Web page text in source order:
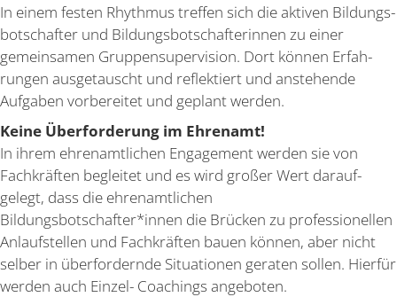
In einem festen Rhythmus treffen sich die aktiven Bildungs­
bot­schafter und Bildungs­bot­schaf­te­rinnen zu einer
gemein­samen Gruppen­su­per­vision. Dort können Erfah­
rungen ausge­tauscht und reflek­tiert und anste­hende
Aufgaben vorbe­reitet und geplant werden.
Keine Überfor­derung im Ehrenamt!
In ihrem ehren­amt­lichen Engagement werden sie von
Fachkräften begleitet und es wird großer Wert darauf­
gelegt, dass die ehren­amt­lichen
Bildungsbotschafter*innen die Brücken zu profes­sio­nellen
Anlauf­stellen und Fachkräften bauen können, aber nicht
selber in überfor­dernde Situa­tionen geraten sollen. Hierfür
werden auch Einzel- Coachings angeboten.